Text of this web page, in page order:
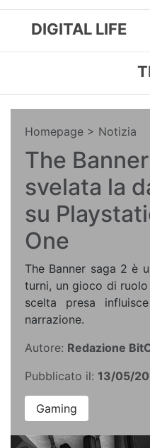
DIGITAL LIFE
Homepage > Notizia
The
svelata la
su
One
The Banner saga 2 è
turni, un gioco di
scelta presa
narrazione.
Autore: Redazione
Pubblicato il: 13/05/
Gaming